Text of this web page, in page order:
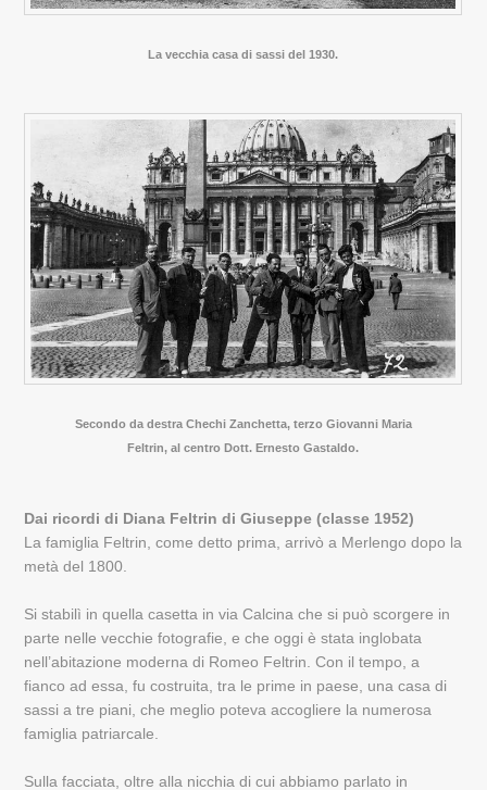
La vecchia casa di sassi del 1930.
Secondo da destra Chechi Zanchetta, terzo Giovanni Maria
Feltrin, al centro Dott. Ernesto Gastaldo.
Dai ricordi di Diana Feltrin di Giuseppe (classe 1952)
La famiglia Feltrin, come detto prima, arrivò a Merlengo dopo la
metà del 1800.
Si stabilì in quella casetta in via Calcina che si può scorgere in
parte nelle vecchie fotografie, e che oggi è stata inglobata
nell’abitazione moderna di Romeo Feltrin. Con il tempo, a
fianco ad essa, fu costruita, tra le prime in paese, una casa di
sassi a tre piani, che meglio poteva accogliere la numerosa
famiglia patriarcale.
Sulla facciata, oltre alla nicchia di cui abbiamo parlato in